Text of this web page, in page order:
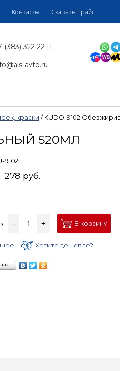
Контакты Скачать Прайс
(383) 322 22 11
avto.ru
краски /KUDO-9102
520МЛ
9102
278 руб.
- + В корзину
Хотите дешевле?